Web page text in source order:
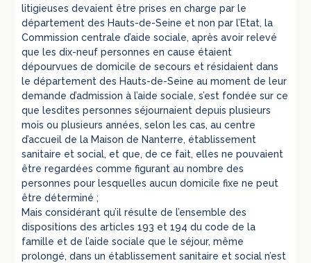
litigieuses devaient être prises en charge par le
département des Hauts-de-Seine et non par l’Etat, la
Commission centrale d’aide sociale, après avoir relevé
que les dix-neuf personnes en cause étaient
dépourvues de domicile de secours et résidaient dans
le département des Hauts-de-Seine au moment de leur
demande d’admission à l’aide sociale, s’est fondée sur ce
que lesdites personnes séjournaient depuis plusieurs
mois ou plusieurs années, selon les cas, au centre
d’accueil de la Maison de Nanterre, établissement
sanitaire et social, et que, de ce fait, elles ne pouvaient
être regardées comme figurant au nombre des
personnes pour lesquelles aucun domicile fixe ne peut
être déterminé ;
Mais considérant qu’il résulte de l’ensemble des
dispositions des articles 193 et 194 du code de la
famille et de l’aide sociale que le séjour, même
prolongé, dans un établissement sanitaire et social n’est